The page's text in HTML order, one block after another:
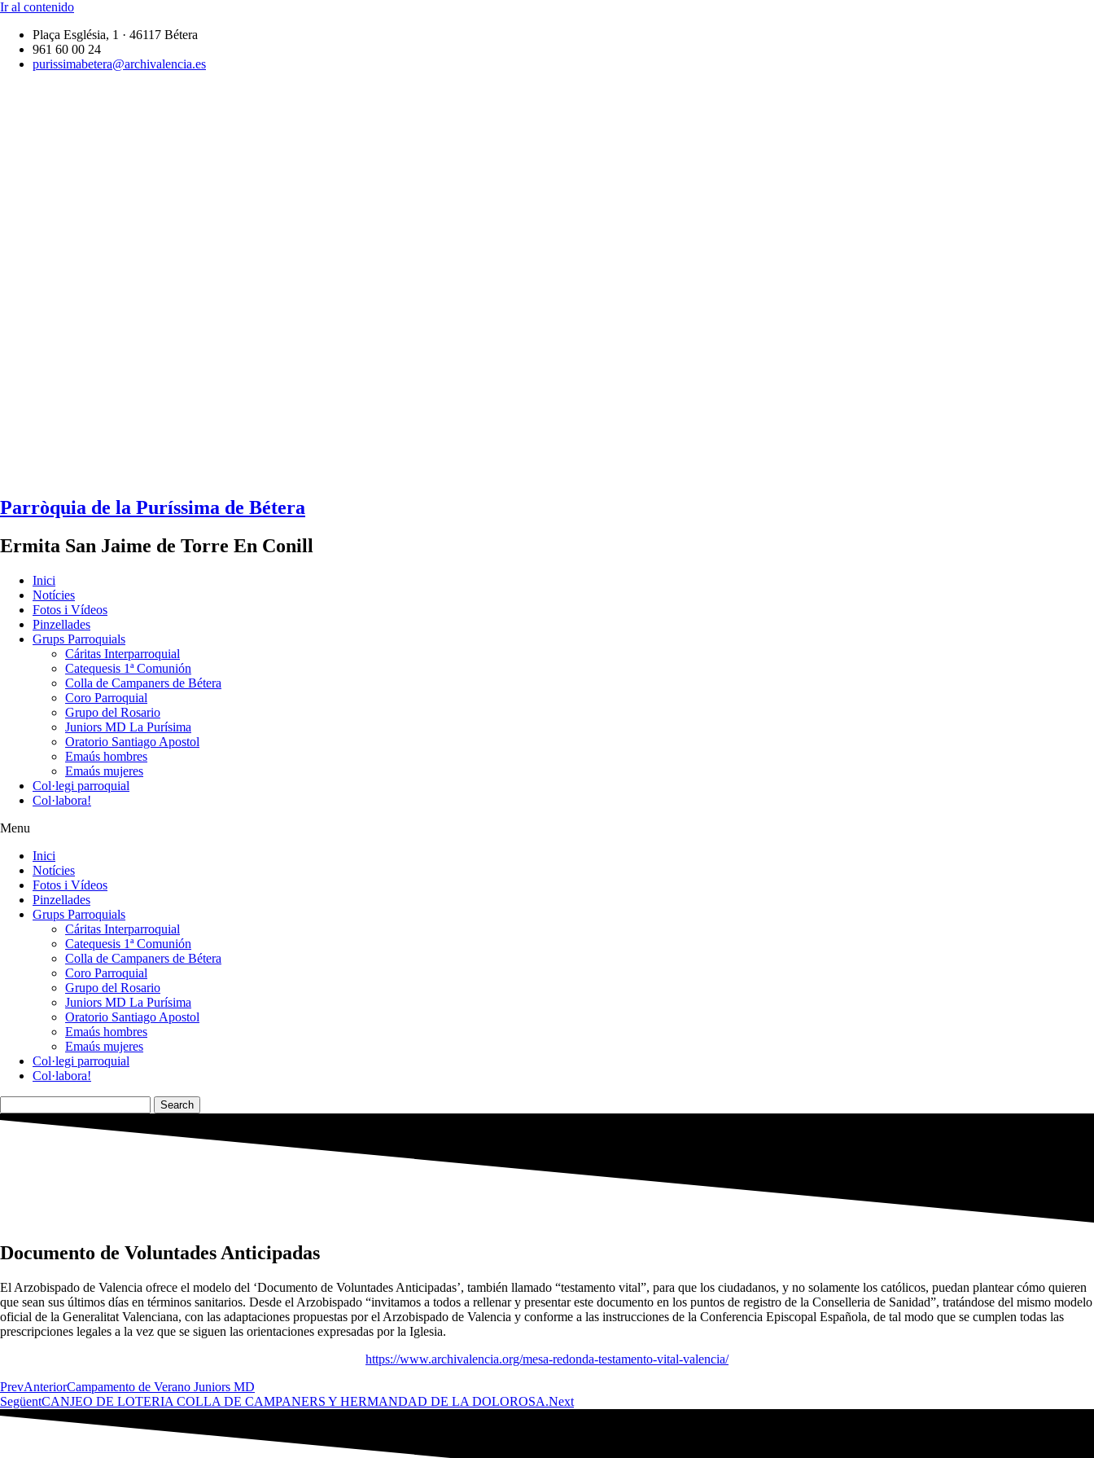
Ir al contenido
Plaça Església, 1 · 46117 Bétera
961 60 00 24
purissimabetera@archivalencia.es
Parròquia de la Puríssima de Bétera
Ermita San Jaime de Torre En Conill
Inici
Notícies
Fotos i Vídeos
Pinzellades
Grups Parroquials
Cáritas Interparroquial
Catequesis 1ª Comunión
Colla de Campaners de Bétera
Coro Parroquial
Grupo del Rosario
Juniors MD La Purísima
Oratorio Santiago Apostol
Emaús hombres
Emaús mujeres
Col·legi parroquial
Col·labora!
Menu
Inici
Notícies
Fotos i Vídeos
Pinzellades
Grups Parroquials
Cáritas Interparroquial
Catequesis 1ª Comunión
Colla de Campaners de Bétera
Coro Parroquial
Grupo del Rosario
Juniors MD La Purísima
Oratorio Santiago Apostol
Emaús hombres
Emaús mujeres
Col·legi parroquial
Col·labora!
Search
Documento de Voluntades Anticipadas
El Arzobispado de Valencia ofrece el modelo del ‘Documento de Voluntades Anticipadas’, también llamado “testamento vital”, para que los ciudadanos, y no solamente los católicos, puedan plantear cómo quieren
que sean sus últimos días en términos sanitarios. Desde el Arzobispado “invitamos a todos a rellenar y presentar este documento en los puntos de registro de la Conselleria de Sanidad”, tratándose del mismo modelo
oficial de la Generalitat Valenciana, con las adaptaciones propuestas por el Arzobispado de Valencia y conforme a las instrucciones de la Conferencia Episcopal Española, de tal modo que se cumplen todas las
prescripciones legales a la vez que se siguen las orientaciones expresadas por la Iglesia.
https://www.archivalencia.org/mesa-redonda-testamento-vital-valencia/
PrevAnteriorCampamento de Verano Juniors MD
SegüentCANJEO DE LOTERIA COLLA DE CAMPANERS Y HERMANDAD DE LA DOLOROSA.Next